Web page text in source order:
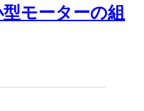
モーターの組